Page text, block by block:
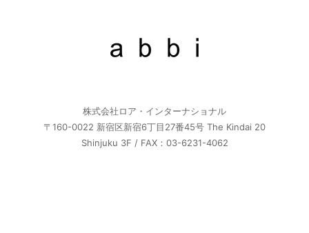
株式会社ロア・インターナショナル
〒160-0022 新宿区新宿6丁目27番45号 The Kindai 20
Shinjuku 3F / FAX：03-6231-4062